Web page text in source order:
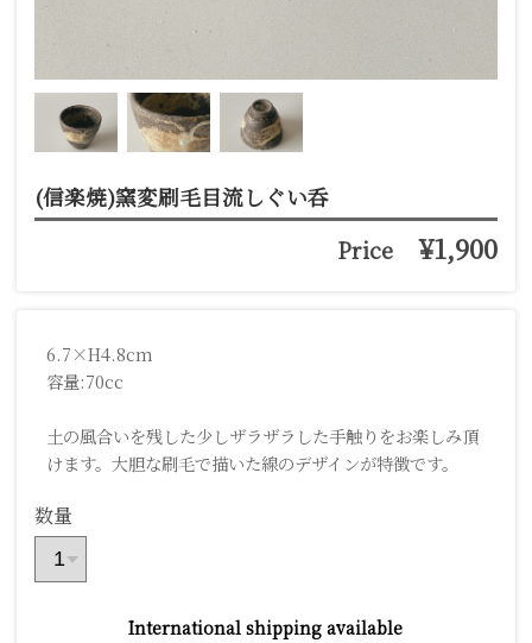
(信楽焼)窯変刷毛目流しぐい呑
Price ¥1,900
6.7×H4.8cm
容量:70cc
土の風合いを残した少しザラザラした手触りをお楽しみ頂
けます。大胆な刷毛で描いた線のデザインが特徴です。
数量
International shipping available